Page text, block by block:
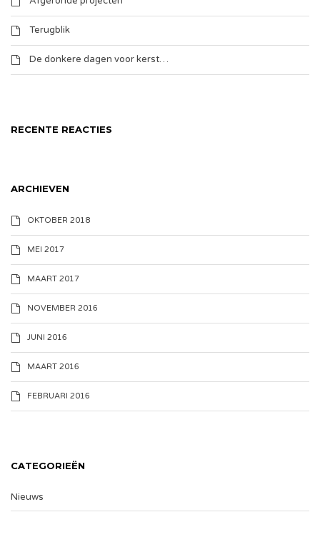
Terugblik
De donkere dagen voor kerst…
RECENTE REACTIES
ARCHIEVEN
OKTOBER 2018
MEI 2017
MAART 2017
NOVEMBER 2016
JUNI 2016
MAART 2016
FEBRUARI 2016
CATEGORIEËN
Nieuws